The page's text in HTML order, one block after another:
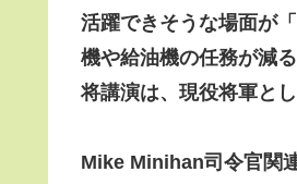
活躍できそうな場面が
機や給油機の任務が減
将講演は、現役将軍と
Mike Minihan司令官関